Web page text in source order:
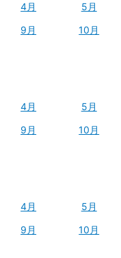
4月
5月
9月
10月
4月
5月
9月
10月
4月
5月
9月
10月